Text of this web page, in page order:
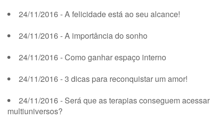
24/11/2016 - A felicidade está ao seu alcance!
24/11/2016 - A importância do sonho
24/11/2016 - Como ganhar espaço interno
24/11/2016 - 3 dicas para reconquistar um amor!
24/11/2016 - Será que as terapias conseguem acessar
multiuniversos?